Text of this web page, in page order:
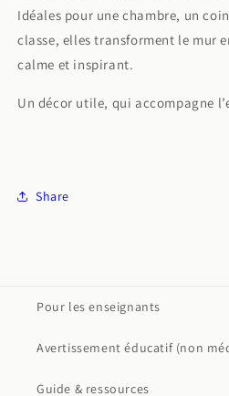
Idéales pour une chambre, un
classe, elles transforment le mur
calme et inspirant.
Un décor utile, qui accompagne
Share
Pour les enseignants
Avertissement éducatif (non
Guide & ressources